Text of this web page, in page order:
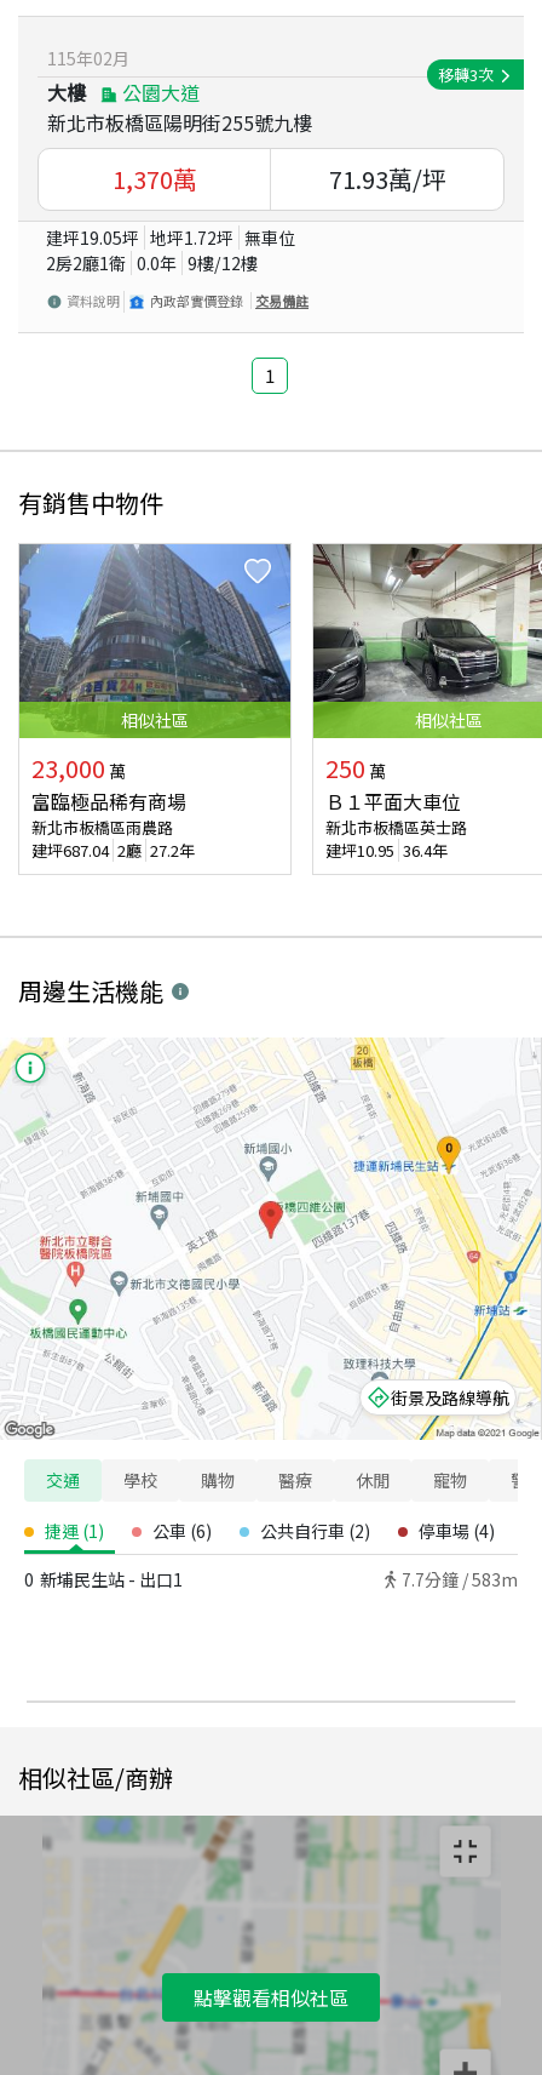
115年02月
大樓
公園大道
新北市板橋區陽明街255號九樓
移轉3次
1,370萬 71.93萬/坪
建坪19.05坪 地坪1.72坪 無車位
2房2廳1衛 0.0年 9樓/12樓
資料說明 內政部實價登錄 交易備註
1
有銷售中物件
相似社區
23,000 萬
富臨極品稀有商場
新北市板橋區雨農路
建坪687.04 2廳 27.2年
相似社區
250 萬
Ｂ１平面大車位
新北市板橋區英士路
建坪10.95 36.4年
周邊生活機能
街景及路線導航
交通 學校 購物 醫療 休閒 寵物 警
捷運 (1) 公車 (6) 公共自行車 (2) 停車場 (4)
0 新埔民生站 - 出口1 7.7分鐘 /583m
相似社區/商辦
點擊觀看相似社區